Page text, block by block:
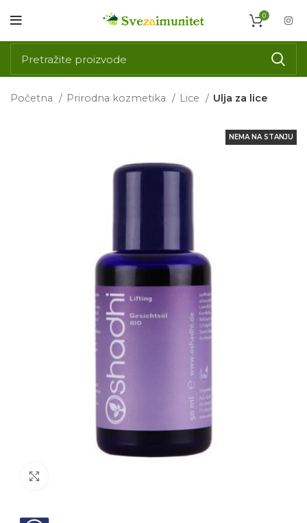
0
Početna Prirodna kozmetika Lice Ulja za lice
NEMA NA STANJU